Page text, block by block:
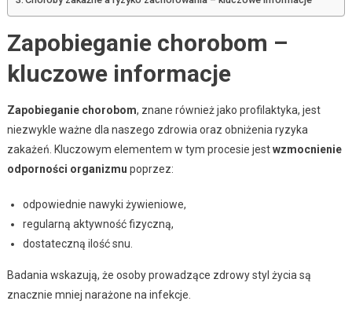
Zapobieganie chorobom –
kluczowe informacje
Zapobieganie chorobom, znane również jako profilaktyka, jest
niezwykle ważne dla naszego zdrowia oraz obniżenia ryzyka
zakażeń. Kluczowym elementem w tym procesie jestwzmocnienie
odporności organizmu poprzez:
odpowiednie nawyki żywieniowe,
regularną aktywność fizyczną,
dostateczną ilość snu.
Badania wskazują, że osoby prowadzące zdrowy styl życia są
znacznie mniej narażone na infekcje.